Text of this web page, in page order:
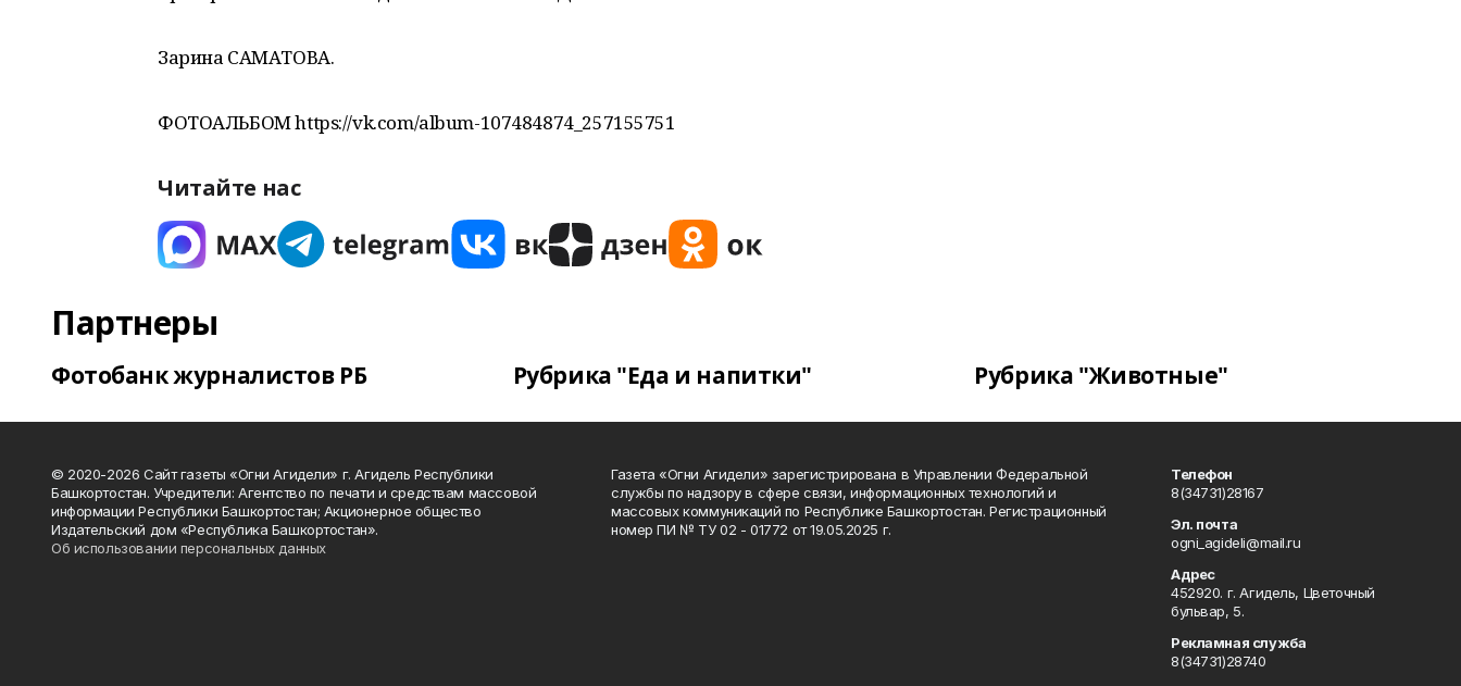
Зарина САМАТОВА.
ФОТОАЛЬБОМ https://vk.com/album-107484874_257155751
Читайте нас
Партнеры
Фотобанк журналистов РБ Рубрика "Еда и напитки" Рубрика "Животные"
© 2020-2026 Сайт газеты «Огни Агидели» г. Агидель Республики
Башкортостан. Учредители: Агентство по печати и средствам массовой
информации Республики Башкортостан; Акционерное общество
Издательский дом «Республика Башкортостан».
Об использовании персональных данных
Газета «Огни Агидели» зарегистрирована в Управлении Федеральной
службы по надзору в сфере связи, информационных технологий и
массовых коммуникаций по Республике Башкортостан. Регистрационный
номер ПИ № ТУ 02 - 01772 от 19.05.2025 г.
Телефон
8(34731)28167
Эл. почта
ogni_agideli@mail.ru
Адрес
452920. г. Агидель, Цветочный
бульвар, 5.
Рекламная служба
8(34731)28740